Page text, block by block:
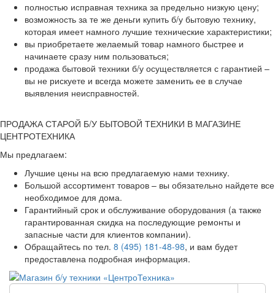
полностью исправная техника за предельно низкую цену;
возможность за те же деньги купить б/у бытовую технику,
которая имеет намного лучшие технические характеристики;
вы приобретаете желаемый товар намного быстрее и
начинаете сразу ним пользоваться;
продажа бытовой техники б/у осуществляется с гарантией –
вы не рискуете и всегда можете заменить ее в случае
выявления неисправностей.
ПРОДАЖА СТАРОЙ Б/У БЫТОВОЙ ТЕХНИКИ В МАГАЗИНЕ
ЦЕНТРОТЕХНИКА
Мы предлагаем:
Лучшие цены на всю предлагаемую нами технику.
Большой ассортимент товаров – вы обязательно найдете все
необходимое для дома.
Гарантийный срок и обслуживание оборудования (а также
гарантированная скидка на последующие ремонты и
запасные части для клиентов компании).
Обращайтесь по тел. 8 (495) 181-48-98, и вам будет
предоставлена подробная информация.